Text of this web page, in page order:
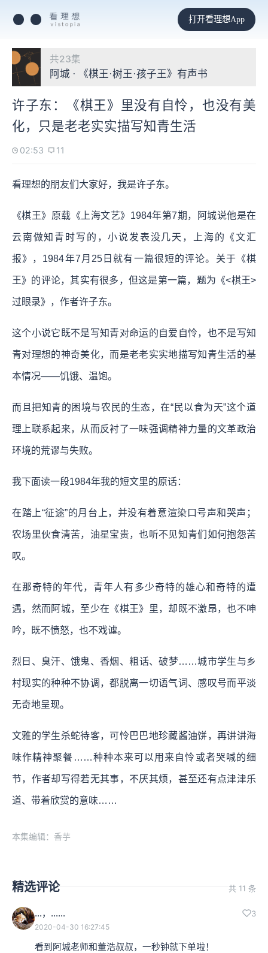
打开看理想App
共23集
阿城 · 《棋王·树王·孩子王》有声书
许子东：《棋王》里没有自怜，也没有美
化，只是老老实实描写知青生活
02:53 11
看理想的朋友们大家好，我是许子东。
《棋王》原载《上海文艺》1984年第7期，阿城说他是在
云南做知青时写的，小说发表没几天，上海的《文汇
报》，1984年7月25日就有一篇很短的评论。关于《棋
王》的评论，其实有很多，但这是第一篇，题为《<棋王>
过眼录》，作者许子东。
这个小说它既不是写知青对命运的自爱自怜，也不是写知
青对理想的神奇美化，而是老老实实地描写知青生活的基
本情况——饥饿、温饱。
而且把知青的困境与农民的生态，在“民以食为天”这个道
理上联系起来，从而反衬了一味强调精神力量的文革政治
环境的荒谬与失败。
我下面读一段1984年我的短文里的原话：
在踏上“征途”的月台上，并没有着意渲染口号声和哭声；
农场里伙食清苦，油星宝贵，也听不见知青们如何抱怨苦
叹。
在那奇特的年代，青年人有多少奇特的雄心和奇特的遭
遇，然而阿城，至少在《棋王》里，却既不激昂，也不呻
吟，既不愤怒，也不戏谑。
烈日、臭汗、饿鬼、香烟、粗话、破梦……城市学生与乡
村现实的种种不协调，都脱离一切语气词、感叹号而平淡
无奇地呈现。
文雅的学生杀蛇待客，可怜巴巴地珍藏酱油饼，再讲讲海
味作精神聚餐……种种本来可以用来自怜或者哭喊的细
节，作者却写得若无其事，不厌其烦，甚至还有点津津乐
道、带着欣赏的意味……
本集编辑：香芋
精选评论 共 11 条
…，…… 3
2020-04-30 16:27:45
看到阿城老师和董浩叔叔，一秒钟就下单啦！